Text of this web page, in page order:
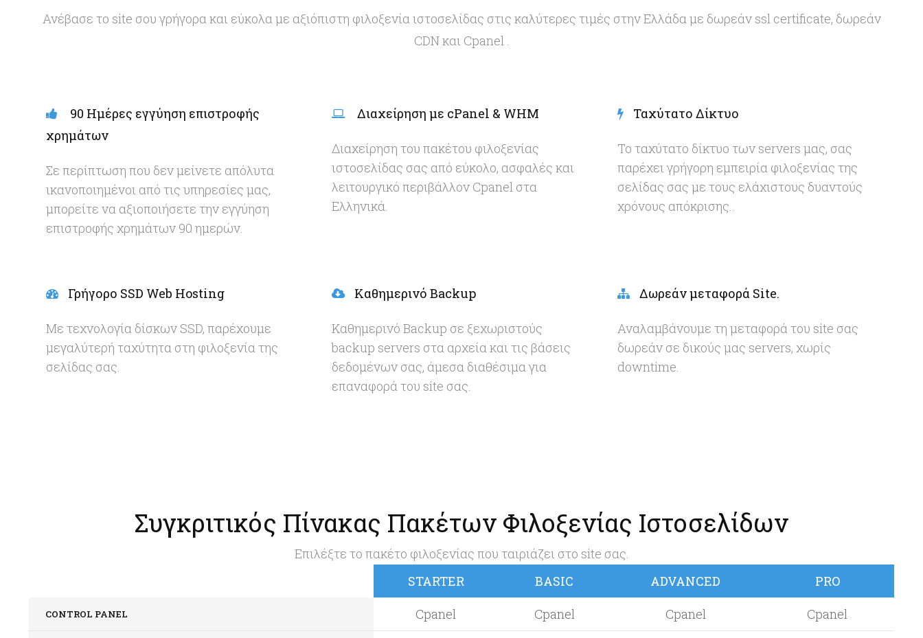
Ανέβασε το site σου γρήγορα και εύκολα με αξιόπιστη φιλοξενία ιστοσελίδας στις καλύτερες τιμές στην Ελλάδα με δωρεάν ssl certificate, δωρεάν
CDN και Cpanel .
90 Ημέρες εγγύηση επιστροφής
χρημάτων
Σε περίπτωση που δεν μείνετε απόλυτα
ικανοποιημένοι από τις υπηρεσίες μας,
μπορείτε να αξιοποιήσετε την εγγύηση
επιστροφής χρημάτων 90 ημερών.
Διαχείρηση με cPanel & WHM
Διαχείρηση του πακέτου φιλοξενίας
ιστοσελίδας σας από εύκολο, ασφαλές και
λειτουργικό περιβάλλον Cpanel στα
Ελληνικά.
Ταχύτατο Δίκτυο
Το ταχύτατο δίκτυο των servers μας, σας
παρέχει γρήγορη εμπειρία φιλοξενίας της
σελίδας σας με τους ελάχιστους δυαντούς
χρόνους απόκρισης..
Γρήγορο SSD Web Hosting
Με τεχνολογία δίσκων SSD, παρέχουμε
μεγαλύτερή ταχύτητα στη φιλοξενία της
σελίδας σας.
Καθημερινό Backup
Καθημερινό Backup σε ξεχωριστούς
backup servers στα αρχεία και τις βάσεις
δεδομένων σας, άμεσα διαθέσιμα για
επαναφορά του site σας.
Δωρεάν μεταφορά Site.
Αναλαμβάνουμε τη μεταφορά του site σας
δωρεάν σε δικούς μας servers, χωρίς
downtime.
Συγκριτικός Πίνακας Πακέτων Φιλοξενίας Ιστοσελίδων
Επιλέξτε το πακέτο φιλοξενίας που ταιριάζει στο site σας.
STARTER
BASIC ADVANCED PRO
CONTROL PANEL Cpanel Cpanel Cpanel Cpanel